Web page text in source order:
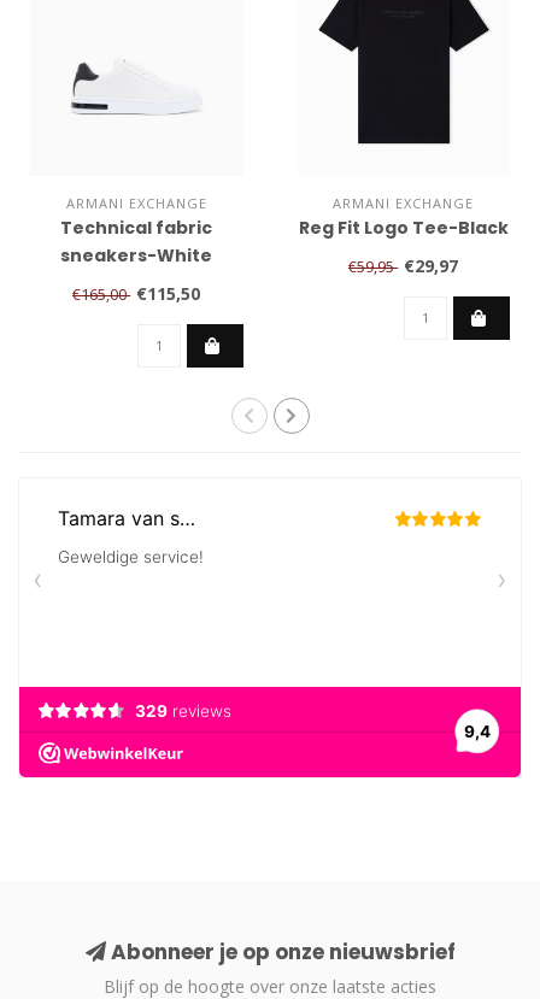
ARMANI EXCHANGE
Technical fabric
sneakers-White
€165,00 €115,50
ARMANI EXCHANGE
Reg Fit Logo Tee-Black
€59,95 €29,97
Abonneer je op onze nieuwsbrief
Blijf op de hoogte over onze laatste acties